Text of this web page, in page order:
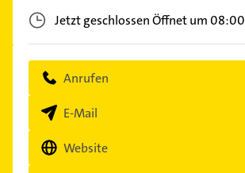
Jetzt geschlossenÖffnet um 08:00
Anrufen
E-Mail
Website